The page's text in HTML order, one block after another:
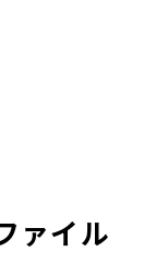
ァイル